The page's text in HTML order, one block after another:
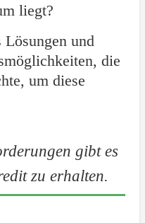
liegt?
und
die
um diese
gibt es
zu erhalten.